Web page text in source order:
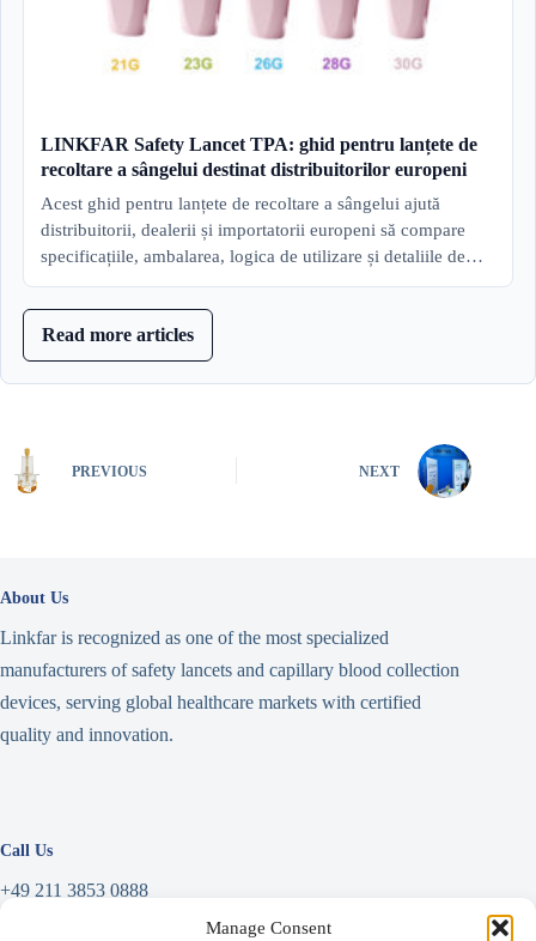
Manage Consent
LINKFAR Safety Lancet TPA: ghid pentru lanțete de
recoltare a sângelui destinat distribuitorilor europeni
Acest ghid pentru lanțete de recoltare a sângelui ajută
distribuitorii, dealerii și importatorii europeni să compare
specificațiile, ambalarea, logica de utilizare și detaliile de…
Read more articles
PREVIOUS NEXT
About Us
Linkfar is recognized as one of the most specialized
manufacturers of safety lancets and capillary blood collection
devices, serving global healthcare markets with certified
quality and innovation.
Call Us
+49 211 3853 0888